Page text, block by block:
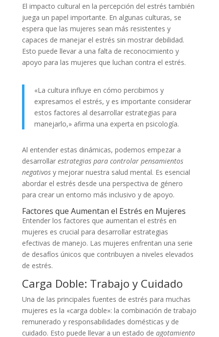
El impacto cultural en la percepción del estrés también
juega un papel importante. En algunas culturas, se
espera que las mujeres sean más resistentes y
capaces de manejar el estrés sin mostrar debilidad.
Esto puede llevar a una falta de reconocimiento y
apoyo para las mujeres que luchan contra el estrés.
«La cultura influye en cómo percibimos y
expresamos el estrés, y es importante considerar
estos factores al desarrollar estrategias para
manejarlo,» afirma una experta en psicología.
Al entender estas dinámicas, podemos empezar a
desarrollar estrategias para controlar pensamientos
negativosy mejorar nuestra salud mental. Es esencial
abordar el estrés desde una perspectiva de género
para crear un entorno más inclusivo y de apoyo.
Factores que Aumentan el Estrés en Mujeres
Entender los factores que aumentan el estrés en
mujeres es crucial para desarrollar estrategias
efectivas de manejo. Las mujeres enfrentan una serie
de desafíos únicos que contribuyen a niveles elevados
de estrés.
Carga Doble: Trabajo y Cuidado
Una de las principales fuentes de estrés para muchas
mujeres es la «carga doble»: la combinación de trabajo
remunerado y responsabilidades domésticas y de
cuidado. Esto puede llevar a un estado de agotamiento